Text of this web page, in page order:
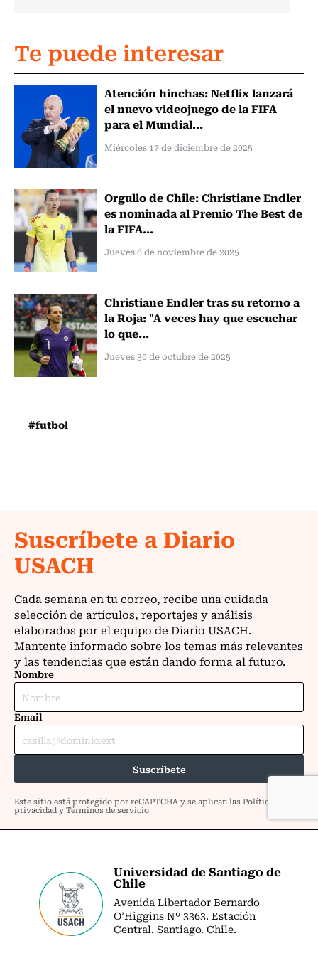
Te puede interesar
Atención hinchas: Netflix lanzará
el nuevo videojuego de la FIFA
para el Mundial...
Miércoles 17 de diciembre de 2025
Orgullo de Chile: Christiane Endler
es nominada al Premio The Best de
la FIFA...
Jueves 6 de noviembre de 2025
Christiane Endler tras su retorno a
la Roja: "A veces hay que escuchar
lo que...
Jueves 30 de octubre de 2025
#futbol
Universidad de Santiago de
Chile
Avenida Libertador Bernardo
O’Higgins Nº 3363. Estación
Central. Santiago. Chile.